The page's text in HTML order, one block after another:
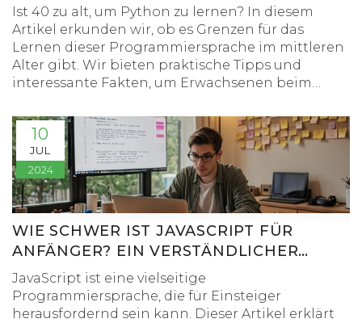
Ist 40 zu alt, um Python zu lernen? In diesem
Artikel erkunden wir, ob es Grenzen für das
Lernen dieser Programmiersprache im mittleren
Alter gibt. Wir bieten praktische Tipps und
interessante Fakten, um Erwachsenen beim
10
JUL
2024
WIE SCHWER IST JAVASCRIPT FÜR
ANFÄNGER? EIN VERSTÄNDLICHER
LEITFADEN
JavaScript ist eine vielseitige
Programmiersprache, die für Einsteiger
herausfordernd sein kann. Dieser Artikel erklärt